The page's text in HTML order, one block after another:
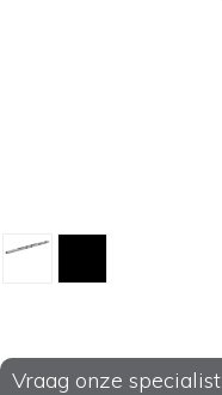
Vraag onze specialist